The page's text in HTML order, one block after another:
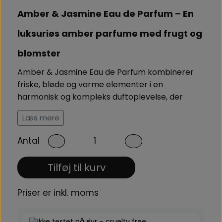
Amber & Jasmine Eau de Parfum – En
luksuriøs amber parfume med frugt og
blomster
Amber & Jasmine Eau de Parfum kombinerer
friske, bløde og varme elementer i en
harmonisk og kompleks duftoplevelse, der
udvikler sig smukt på huden. Den åbner med
sprudlende bergamot og saftige sorte ribs, som
giver et opløftende, friskt og næsten solfyldt
førsteindtryk, der straks vækker sanserne og
skaber lyst til at udforske duften videre.
Læs mere
Antal
Tilføj til kurv
Priser er inkl. moms